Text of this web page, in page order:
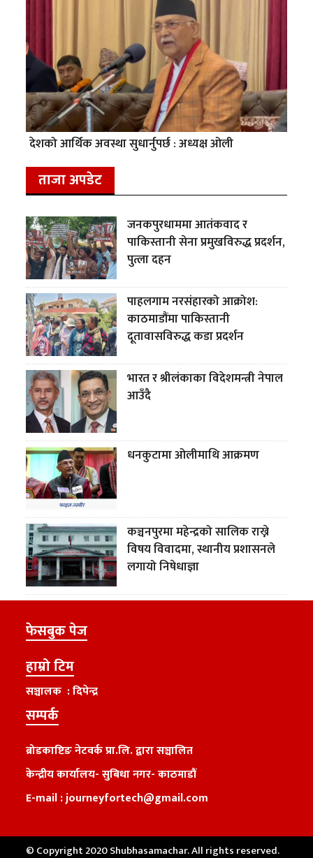
देशको आर्थिक अवस्था सुधार्नुपर्छ : अध्यक्ष ओली
ताजा अपडेट
जनकपुरधाममा आतंकवाद र
पाकिस्तानी सेना प्रमुखविरुद्ध प्रदर्शन,
पुत्ला दहन
पाहलगाम नरसंहारको आक्रोश:
काठमाडौंमा पाकिस्तानी
दूतावासविरुद्ध कडा प्रदर्शन
भारत र श्रीलंकाका विदेशमन्त्री नेपाल
आउँदै
धनकुटामा ओलीमाथि आक्रमण
कञ्चनपुरमा महेन्द्रको सालिक राख्ने
विषय विवादमा, स्थानीय प्रशासनले
लगायो निषेधाज्ञा
फेसबुक पेज
हाम्रो टिम
सञ्चालक : दिपेन्द्र
सम्पर्क
ब्रोडकाष्टिङ नेटवर्क प्रा.लि. द्वारा सञ्चालित
केन्द्रीय कार्यालय-सुबिधा नगर- काठमाडौं
E-mail :journeyfortech@gmail.com
© Copyright 2020 Shubhasamachar. All rights reserved.